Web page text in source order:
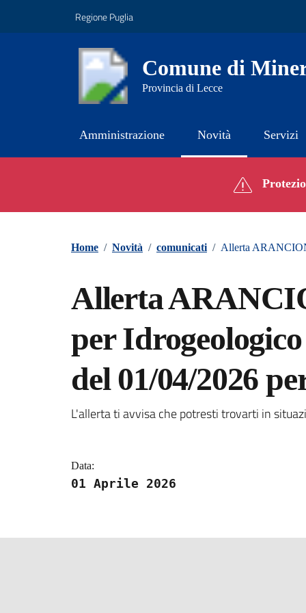
Regione Puglia
Comune di
Provincia di Lecce
Amministrazione Novità Servizi
Contenuti in evidenza
Home / Novità / comunicati / Allerta
Allerta
per
del 01/04/2026
Dettagli della
L'allerta ti avvisa che potresti trovarti in
Data:
01 Aprile 2026